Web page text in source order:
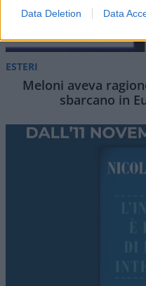
Data Deletion Data
ESTERI
Meloni aveva
sbarcano in